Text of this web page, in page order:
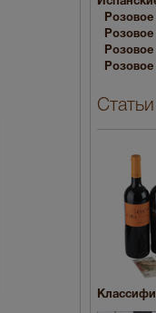
Розовое
Розовое
Статьи